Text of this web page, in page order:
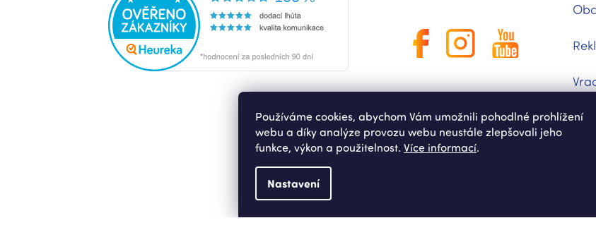
Používáme cookies, abychom Vám umožnili pohodlné prohlížení
webu a díky analýze provozu webu neustále zlepšovali jeho
funkce, výkon a použitelnost. Více informací.
Nastavení